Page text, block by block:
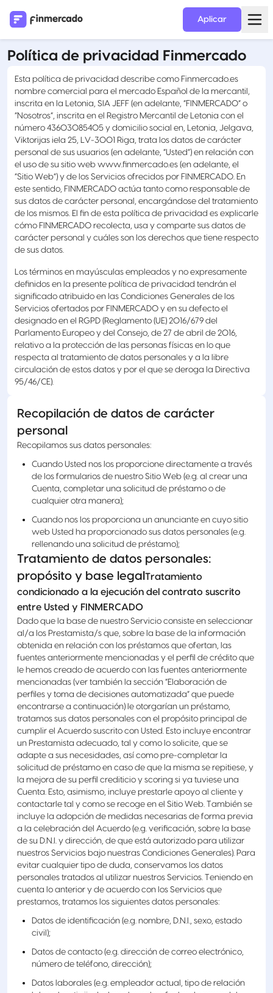
Aplicar
Política de privacidad Finmercado
Esta política de privacidad describe como Finmercado.es
nombre comercial para el mercado Español de la mercantil,
inscrita en la Letonia, SIA JEFF (en adelante, “FINMERCADO” o
“Nosotros”, inscrita en el Registro Mercantil de Letonia con el
número 43603085405 y domicilio social en, Letonia, Jelgava,
Viktorijas iela 25, LV-3001 Riga, trata los datos de carácter
personal de sus usuarios (en adelante, “Usted”) en relación con
el uso de su sitio web www.finmercado.es (en adelante, el
“Sitio Web”) y de los Servicios ofrecidos por FINMERCADO. En
este sentido, FINMERCADO actúa tanto como responsable de
sus datos de carácter personal, encargándose del tratamiento
de los mismos. El fin de esta política de privacidad es explicarle
cómo FINMERCADO recolecta, usa y comparte sus datos de
carácter personal y cuáles son los derechos que tiene respecto
de sus datos.
Los términos en mayúsculas empleados y no expresamente
definidos en la presente política de privacidad tendrán el
significado atribuido en las Condiciones Generales de los
Servicios ofertados por FINMERCADO y en su defecto el
designado en el RGPD (Reglamento (UE) 2016/679 del
Parlamento Europeo y del Consejo, de 27 de abril de 2016,
relativo a la protección de las personas físicas en lo que
respecta al tratamiento de datos personales y a la libre
circulación de estos datos y por el que se deroga la Directiva
95/46/CE).
Recopilación de datos de carácter
personal
Recopilamos sus datos personales:
Cuando Usted nos los proporcione directamente a través
de los formularios de nuestro Sitio Web (e.g. al crear una
Cuenta, completar una solicitud de préstamo o de
cualquier otra manera);
Cuando nos los proporciona un anunciante en cuyo sitio
web Usted ha proporcionado sus datos personales (e.g.
rellenando una solicitud de préstamo);
Tratamiento de datos personales:
propósito y base legal Tratamiento
condicionado a la ejecución del contrato suscrito
entre Usted y FINMERCADO
Dado que la base de nuestro Servicio consiste en seleccionar
al/a los Prestamista/s que, sobre la base de la información
obtenida en relación con los préstamos que ofertan, las
fuentes anteriormente mencionadas y el perfil de crédito que
le hemos creado de acuerdo con las fuentes anteriormente
mencionadas (ver también la sección “Elaboración de
perfiles y toma de decisiones automatizada” que puede
encontrarse a continuación) le otorgarían un préstamo,
tratamos sus datos personales con el propósito principal de
cumplir el Acuerdo suscrito con Usted. Esto incluye encontrar
un Prestamista adecuado, tal y como lo solicite, que se
adapte a sus necesidades, así como pre-completar la
solicitud de préstamo en caso de que la misma se repitiese, y
la mejora de su perfil crediticio y scoring si ya tuviese una
Cuenta. Esto, asimismo, incluye prestarle apoyo al cliente y
contactarle tal y como se recoge en el Sitio Web. También se
incluye la adopción de medidas necesarias de forma previa
a la celebración del Acuerdo (e.g. verificación, sobre la base
de su D.N.I. y dirección, de que está autorizado para utilizar
nuestros Servicios bajo nuestras Condiciones Generales). Para
evitar cualquier tipo de duda, conservamos los datos
personales tratados al utilizar nuestros Servicios. Teniendo en
cuenta lo anterior y de acuerdo con los Servicios que
prestamos, tratamos los siguientes datos personales:
Datos de identificación (e.g. nombre, D.N.I., sexo, estado
civil);
Datos de contacto (e.g. dirección de correo electrónico,
número de teléfono, dirección);
Datos laborales (e.g. empleador actual, tipo de relación